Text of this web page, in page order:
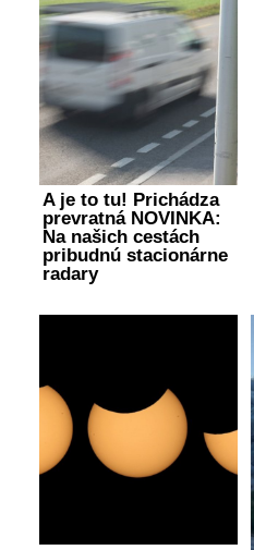
A je to tu! Prichádza
prevratná NOVINKA:
Na našich cestách
pribudnú stacionárne
radary